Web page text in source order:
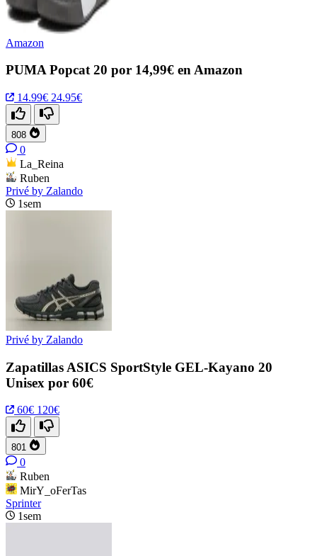
Amazon
PUMA Popcat 20 por 14,99€ en Amazon
14.99€ 24.95€
808
0
La_Reina
Ruben
Privé by Zalando
1sem
Privé by Zalando
Zapatillas ASICS SportStyle GEL-Kayano 20
Unisex por 60€
60€ 120€
801
0
Ruben
MirY_oFerTas
Sprinter
1sem